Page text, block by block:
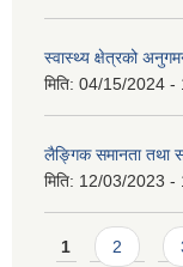
स्वास्थ्य क्षेत्रको
मिति: 04/15/2024 -
लैङ्गिक समानता तथा
मिति: 12/03/2023 -
Pages
1 2